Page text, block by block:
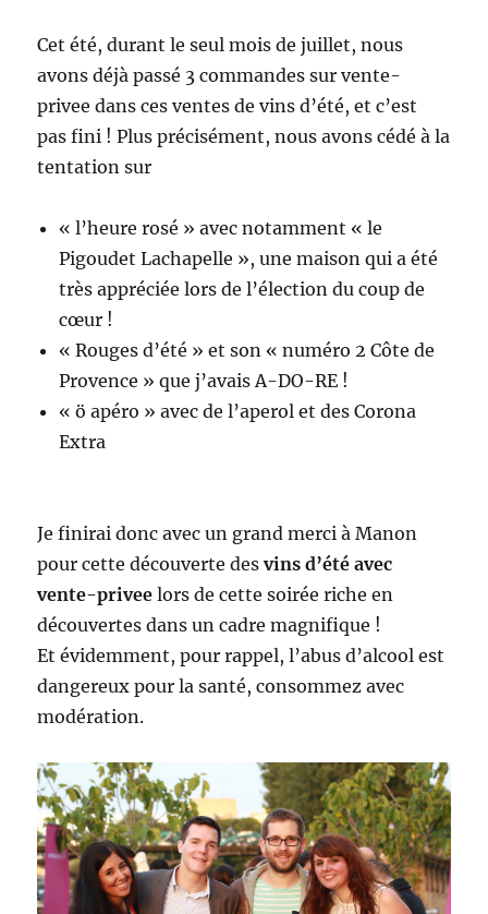
Cet été, durant le seul mois de juillet, nous
avons déjà passé 3 commandes sur vente-
privee dans ces ventes de vins d’été, et c’est
pas fini ! Plus précisément, nous avons cédé à la
tentation sur
« l’heure rosé » avec notamment « le
Pigoudet Lachapelle », une maison qui a été
très appréciée lors de l’élection du coup de
cœur !
« Rouges d’été » et son « numéro 2 Côte de
Provence » que j’avais A-DO-RE !
« ö apéro » avec de l’aperol et des Corona
Extra
Je finirai donc avec un grand merci à Manon
pour cette découverte desvins d’été avec
vente-privee lors de cette soirée riche en
découvertes dans un cadre magnifique !
Et évidemment, pour rappel, l’abus d’alcool est
dangereux pour la santé, consommez avec
modération.